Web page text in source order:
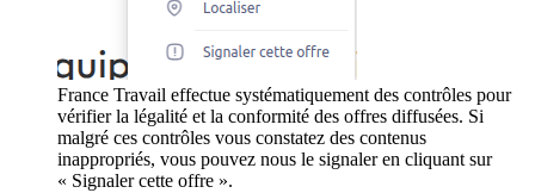
France Travail effectue systématiquement des contrôles pour
vérifier la légalité et la conformité des offres diffusées. Si
malgré ces contrôles vous constatez des contenus
inappropriés, vous pouvez nous le signaler en cliquant sur
« Signaler cette offre ».